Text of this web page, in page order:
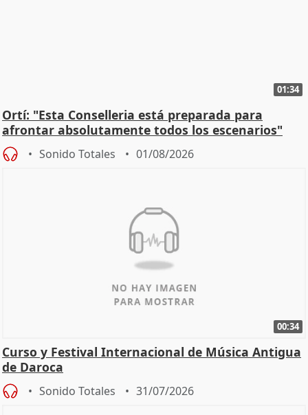
01:34
Ortí: "Esta Conselleria está preparada para
afrontar absolutamente todos los escenarios"
Sonido Totales 01/08/2026
00:34
Curso y Festival Internacional de Música Antigua
de Daroca
Sonido Totales 31/07/2026